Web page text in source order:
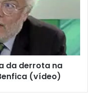
da derrota na
(vídeo)